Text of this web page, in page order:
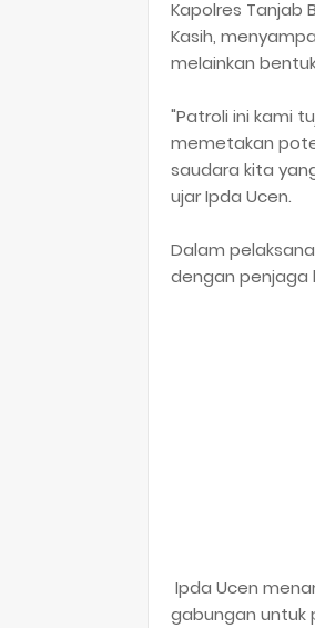
​Kapolres Tanjab
Kasih,
melainkan
​"Patroli ini kami
memetakan
saudara kita
ujar Ipda Ucen.
​Dalam
dengan
Ipda Ucen
gabungan untuk